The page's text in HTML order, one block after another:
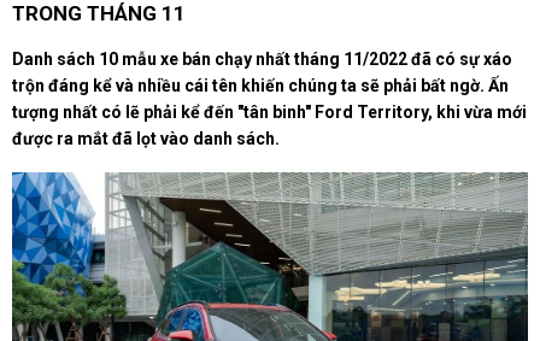
TRONG THÁNG 11
Danh sách 10 mẫu xe bán chạy nhất tháng 11/2022 đã có sự xáo
trộn đáng kể và nhiều cái tên khiến chúng ta sẽ phải bất ngờ. Ấn
tượng nhất có lẽ phải kể đến "tân binh" Ford Territory, khi vừa mới
được ra mắt đã lọt vào danh sách.